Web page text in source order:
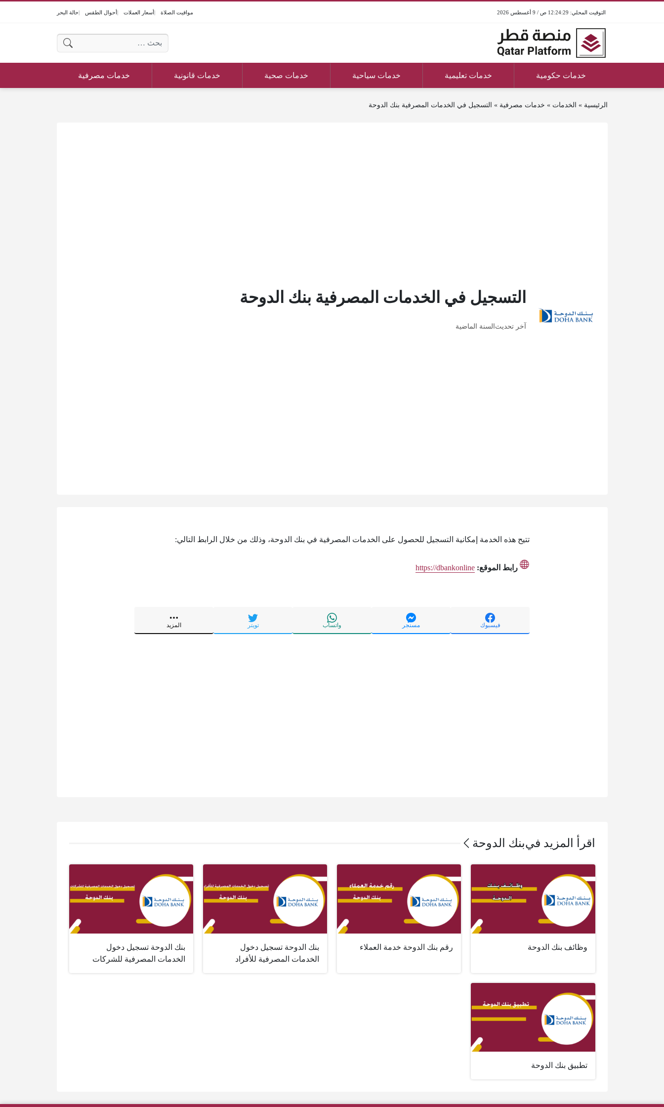
12:24:29 ص / 9 أغسطس 2026 مواقيت الصلاة أسعار العملات أحوال الطقس حالة البحر
البحث عن:
خدمات حكومية خدمات تعليمية خدمات سياحية خدمات صحية خدمات قانونية خدمات مصرفية
الرئيسية » الخدمات » خدمات مصرفية » التسجيل في الخدمات المصرفية بنك الدوحة
التسجيل في الخدمات المصرفية بنك الدوحة
آخر تحديثالسنة الماضية
تتيح هذه الخدمة إمكانية التسجيل للحصول على الخدمات المصرفية في بنك الدوحة، وذلك من خلال الرابط التالي:
رابط الموقع: https://dbankonline
فيسبوك مسنجر واتساب تويتر المزيد
اقرأ المزيد فيبنك الدوحة
وظائف بنك الدوحة رقم بنك الدوحة خدمة العملاء
بنك الدوحة تسجيل دخول
الخدمات المصرفية للأفراد
بنك الدوحة تسجيل دخول
الخدمات المصرفية للشركات
تطبيق بنك الدوحة